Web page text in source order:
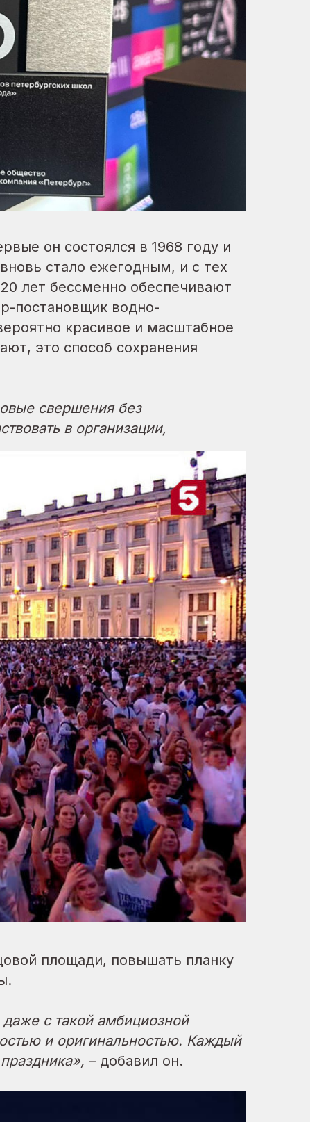
он состоялся в 1968 году и
стало ежегодным, и с тех
лет бессменно обеспечивают
постановщик водно-
красивое и масштабное
это способ сохранения
свершения без
в организации,
площади, повышать планку
с такой амбициозной
и оригинальностью. Каждый
– добавил он.